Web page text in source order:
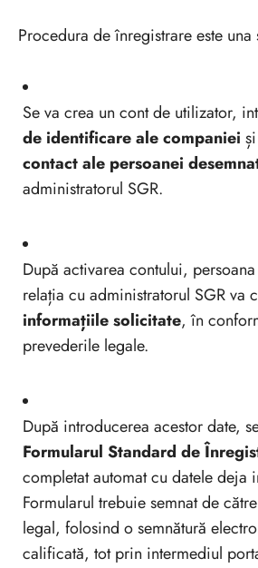
Procedura de înregistrare este una
Se va crea un cont de utilizator,
de identificare ale companiei și
contact ale persoanei
administratorul SGR.
După activarea contului,
relația cu administratorul SGR va
informațiile solicitate, în
prevederile legale.
După introducerea acestor date,
Formularul Standard de
completat automat cu datele deja
Formularul trebuie semnat de
legal, folosind o semnătură
calificată, tot prin intermediul